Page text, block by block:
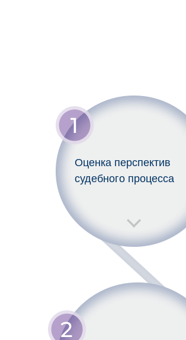
Оценка перспектив
судебного процесса